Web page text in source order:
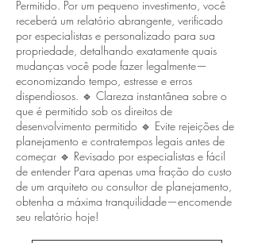
Permitido. Por um pequeno investimento, você
receberá um relatório abrangente, verificado
por especialistas e personalizado para sua
propriedade, detalhando exatamente quais
mudanças você pode fazer legalmente—
economizando tempo, estresse e erros
dispendiosos. 🔹 Clareza instantânea sobre o
que é permitido sob os direitos de
desenvolvimento permitido 🔹 Evite rejeições de
planejamento e contratempos legais antes de
começar 🔹 Revisado por especialistas e fácil
de entender Para apenas uma fração do custo
de um arquiteto ou consultor de planejamento,
obtenha a máxima tranquilidade—encomende
seu relatório hoje!